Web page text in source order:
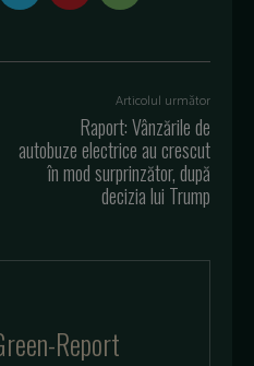
Articolul următor
Raport: Vânzările de
autobuze electrice au crescut
în mod surprinzător, după
decizia lui Trump
Report